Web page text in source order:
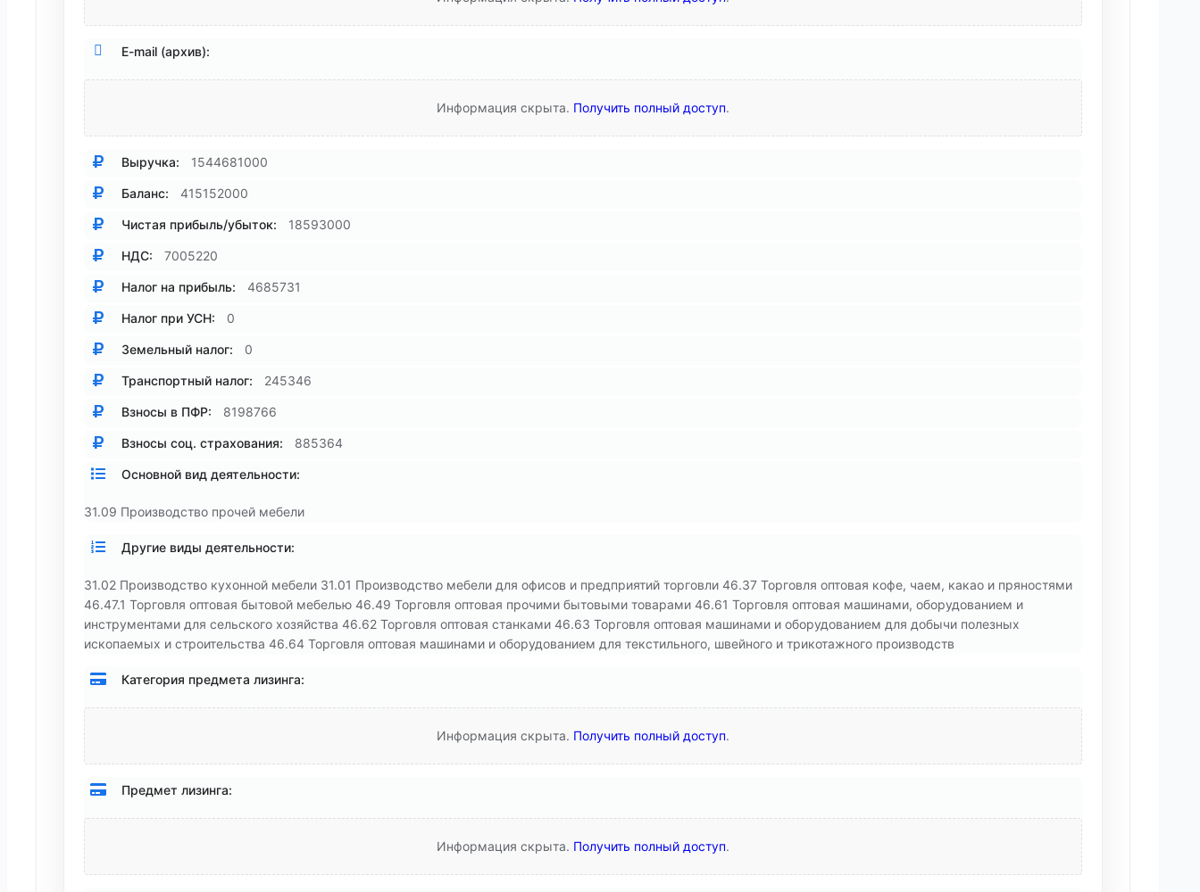
E-mail (архив):
Информация скрыта. Получить полный доступ.
Выручка: 1544681000
Баланс: 415152000
Чистая прибыль/убыток: 18593000
НДС: 7005220
Налог на прибыль: 4685731
Налог при УСН: 0
Земельный налог: 0
Транспортный налог: 245346
Взносы в ПФР: 8198766
Взносы соц. страхования: 885364
Основной вид деятельности:
31.09 Производство прочей мебели
Другие виды деятельности:
31.02 Производство кухонной мебели 31.01 Производство мебели для офисов и предприятий торговли 46.37 Торговля оптовая кофе, чаем, какао и пряностями
46.47.1 Торговля оптовая бытовой мебелью 46.49 Торговля оптовая прочими бытовыми товарами 46.61 Торговля оптовая машинами, оборудованием и
инструментами для сельского хозяйства 46.62 Торговля оптовая станками 46.63 Торговля оптовая машинами и оборудованием для добычи полезных
ископаемых и строительства 46.64 Торговля оптовая машинами и оборудованием для текстильного, швейного и трикотажного производств
Категория предмета лизинга:
Информация скрыта. Получить полный доступ.
Предмет лизинга:
Информация скрыта. Получить полный доступ.